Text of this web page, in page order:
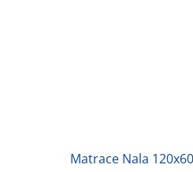
Matrace Nala